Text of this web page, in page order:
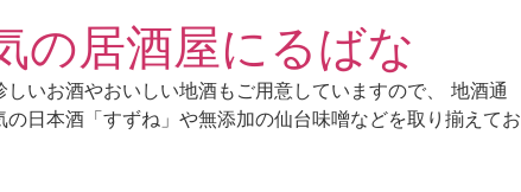
の居酒屋にるばな
いお酒やおいしい地酒もご用意していますので、 地酒通
日本酒「すずね」や無添加の仙台味噌などを取り揃えてお